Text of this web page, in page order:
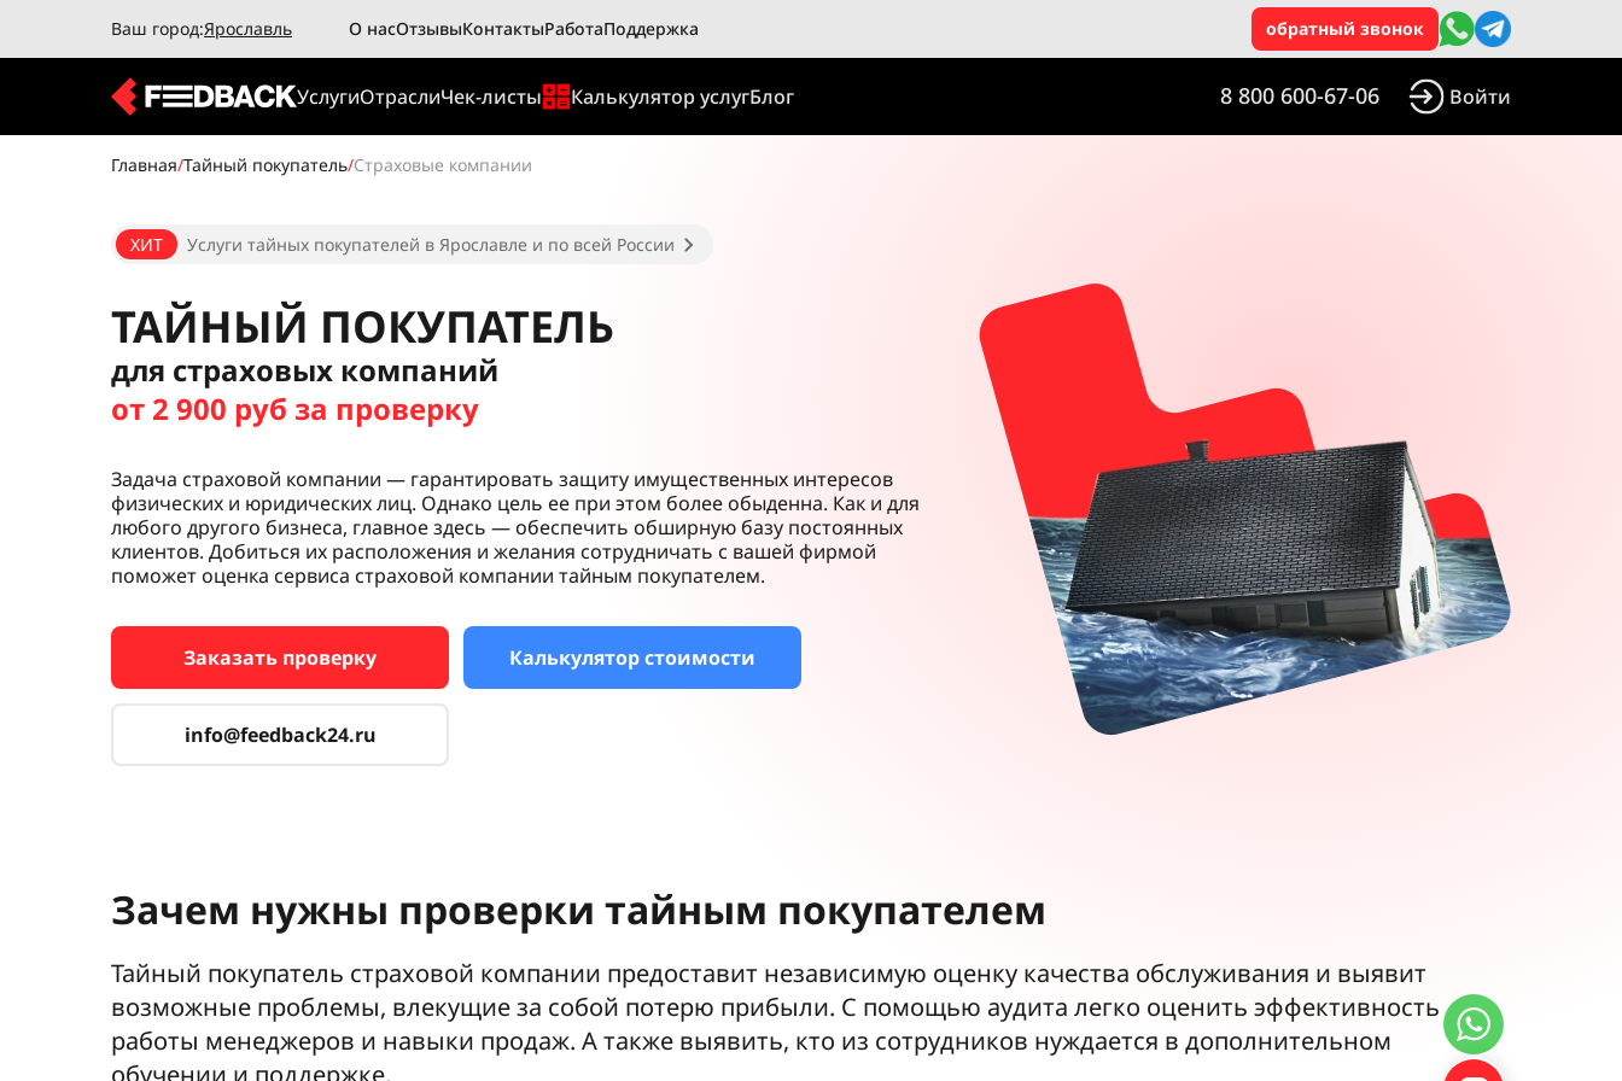
Ваш город:Ярославль О насОтзывыКонтактыРаботаПоддержка обратный звонок
УслугиОтраслиЧек-листы Калькулятор услугБлог 8 800 600-67-06 Войти
Главная/Тайный покупатель/Страховые компании
ХИТ Услуги тайных покупателей в Ярославле и по всей России
ТАЙНЫЙ ПОКУПАТЕЛЬ
для страховых компаний
от 2 900 руб за проверку
Задача страховой компании — гарантировать защиту имущественных интересов
физических и юридических лиц. Однако цель ее при этом более обыденна. Как и для
любого другого бизнеса, главное здесь — обеспечить обширную базу постоянных
клиентов. Добиться их расположения и желания сотрудничать с вашей фирмой
поможет оценка сервиса страховой компании тайным покупателем.
Заказать проверку Калькулятор стоимости
info@feedback24.ru
Зачем нужны проверки тайным покупателем
Тайный покупатель страховой компании предоставит независимую оценку качества обслуживания и выявит
возможные проблемы, влекущие за собой потерю прибыли. С помощью аудита легко оценить эффективность
работы менеджеров и навыки продаж. А также выявить, кто из сотрудников нуждается в дополнительном
обучении и поддержке.